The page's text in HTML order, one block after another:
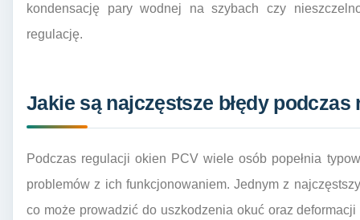
kondensację pary wodnej na szybach czy
regulację.
Jakie są najczęstsze błędy
Podczas regulacji okien PCV wiele osób popełnia
problemów z ich funkcjonowaniem. Jednym z
co może prowadzić do uszkodzenia okuć oraz